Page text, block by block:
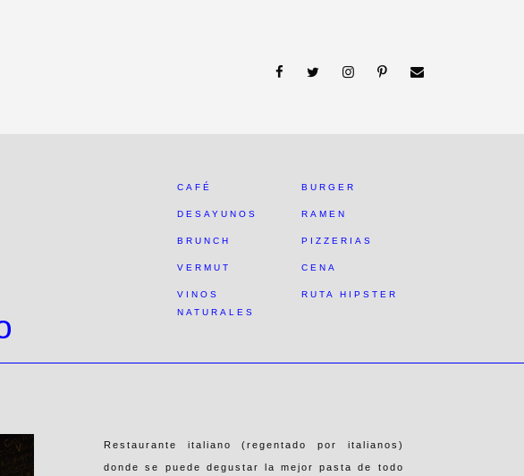
CAFÉ
DESAYUNOS
BRUNCH
VERMUT
VINOS
NATURALES
BURGER
RAMEN
PIZZERIAS
CENA
RUTA HIPSTER
Restaurante italiano (regentado por italianos)
donde se puede degustar la mejor pasta de todo